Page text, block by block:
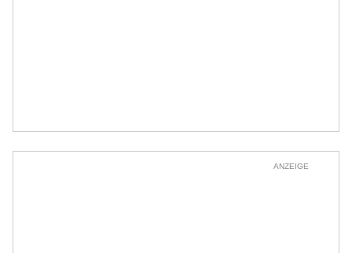
ANZEIGE